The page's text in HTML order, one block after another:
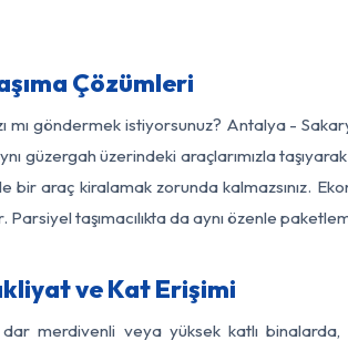
Çözümleri
mı göndermek istiyorsunuz? Antalya -
güzergah üzerindeki araçlarımızla
araç kiralamak zorunda kalmazsınız.
Parsiyel taşımacılıkta da aynı özenle
ve Kat Erişimi
dar merdivenli veya yüksek katlı